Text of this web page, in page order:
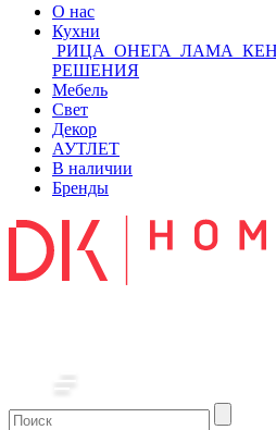
О нас
Кухни
РИЦА ОНЕГА ЛАМА
РЕШЕНИЯ
Мебель
Свет
Декор
АУТЛЕТ
В наличии
Бренды